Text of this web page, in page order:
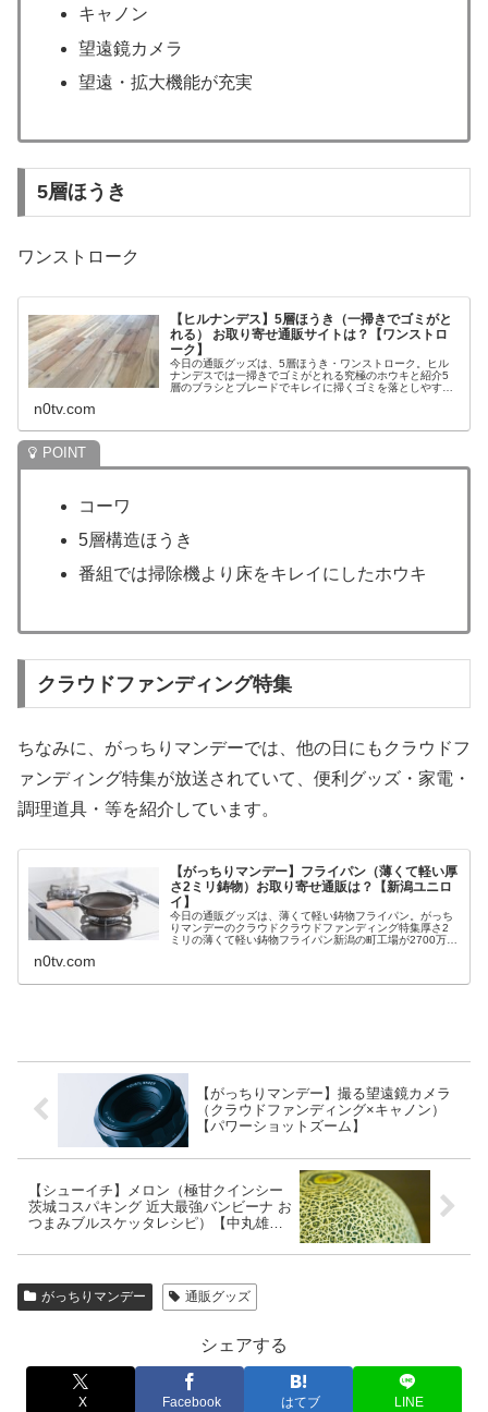
キャノン
望遠鏡カメラ
望遠・拡大機能が充実
5層ほうき
ワンストローク
【ヒルナンデス】5層ほうき（一掃きでゴミがと
れる） お取り寄せ通販サイトは？【ワンストロ
ーク】
今日の通販グッズは、5層ほうき・ワンストローク。ヒル
ナンデスでは一掃きでゴミがとれる究極のホウキと紹介5
層のブラシとブレードでキレイに掃くゴミを落としやすい
n0tv.com
コーワ
5層構造ほうき
番組では掃除機より床をキレイにしたホウキ
クラウドファンディング特集
ちなみに、がっちりマンデーでは、他の日にもクラウドフ
ァンディング特集が放送されていて、便利グッズ・家電・
調理道具・等を紹介しています。
【がっちりマンデー】フライパン（薄くて軽い厚
さ2ミリ鋳物）お取り寄せ通販は？【新潟ユニロ
イ】
今日の通販グッズは、薄くて軽い鋳物フライパン。がっち
りマンデーのクラウドクラウドファンディング特集厚さ2
ミリの薄くて軽い鋳物フライパン新潟の町工場が2700万円
n0tv.com
【がっちりマンデー】撮る望遠鏡カメラ
（クラウドファンディング×キャノン）
【パワーショットズーム】
【シューイチ】メロン（極甘クインシー
茨城コスパキング 近大最強バンビーナ お
つまみブルスケッタレシピ）【中丸雄一
がっちりマンデー 通販グッズ
シェアする
X Facebook はてブ LINE